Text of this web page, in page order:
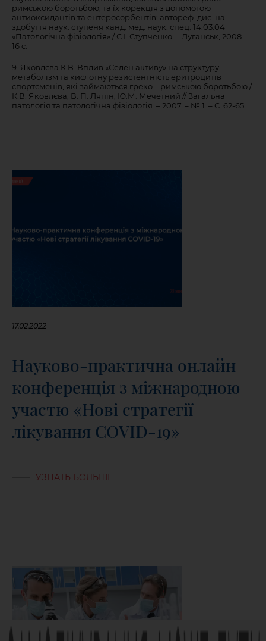
римською боротьбою, та їх корекція з допомогою
антиоксидантів та ентеросорбентів: автореф. дис. на
здобуття наук. ступеня канд. мед. наук: спец. 14.03.04
«Патологічна фізіологія» / С.І. Ступченко. – Луганськ, 2008. –
16 с.
9. Яковлєва К.В. Вплив «Селен активу» на структуру,
метаболізм та кислотну резистентність еритроцитів
спортсменів, які займаються греко – римською боротьбою /
К.В. Яковлєва, В. П. Ляпін, Ю.М. Мечетний // Загальна
патологія та патологічна фізіологія. – 2007. – № 1. – С. 62-65.
17.02.2022
Науково-практична онлайн
конференція з міжнародною
участю «Нові стратегії
лікування COVID-19»
УЗНАТЬ БОЛЬШЕ